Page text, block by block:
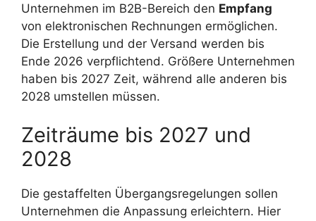
Unternehmen im B2B-Bereich den Empfang
von elektronischen Rechnungen ermöglichen.
Die Erstellung und der Versand werden bis
Ende 2026 verpflichtend. Größere Unternehmen
haben bis 2027 Zeit, während alle anderen bis
2028 umstellen müssen.
Zeiträume bis 2027 und
2028
Die gestaffelten Übergangsregelungen sollen
Unternehmen die Anpassung erleichtern. Hier